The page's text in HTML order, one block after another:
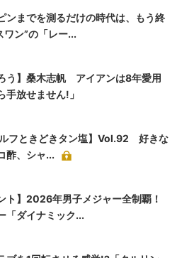
ンまでを測るだけの時代は、もう終
ン”の「レー...
う】桑木志帆 アイアンは8年愛用
手放せません!」
ルフときどきタン塩】Vol.92 好きな
酢、シャ...
ト】2026年男子メジャー全制覇！
「ダイナミック...